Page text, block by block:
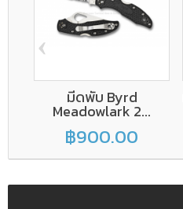
มีดพับ Byrd
Meadowlark 2...
฿900.00
‹